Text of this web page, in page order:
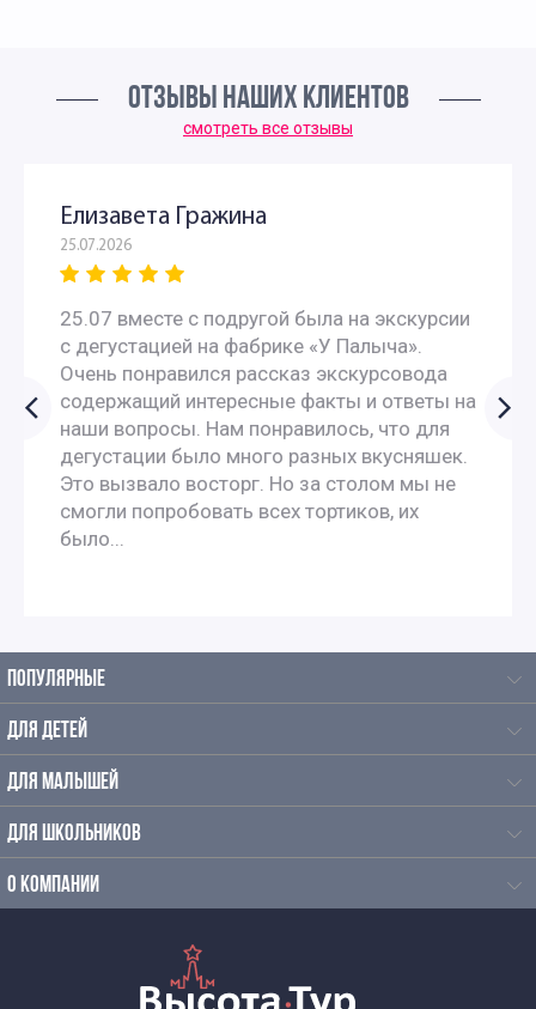
ОТЗЫВЫ НАШИХ КЛИЕНТОВ
смотреть все отзывы
Елизавета Гражина
25.07.2026
25.07 вместе с подругой была на экскурсии
с дегустацией на фабрике «У Палыча».
Очень понравился рассказ экскурсовода
содержащий интересные факты и ответы на
наши вопросы. Нам понравилось, что для
дегустации было много разных вкусняшек.
Это вызвало восторг. Но за столом мы не
смогли попробовать всех тортиков, их
было...
ПОПУЛЯРНЫЕ
ДЛЯ ДЕТЕЙ
ДЛЯ МАЛЫШЕЙ
ДЛЯ ШКОЛЬНИКОВ
О КОМПАНИИ